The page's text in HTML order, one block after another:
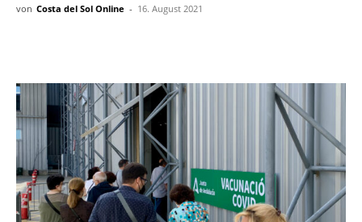
von Costa del Sol Online - 16. August 2021